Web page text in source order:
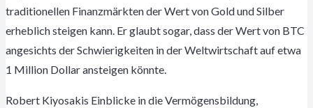
traditionellen Finanzmärkten der Wert von Gold und Silber
erheblich steigen kann. Er glaubt sogar, dass der Wert von BTC
angesichts der Schwierigkeiten in der Weltwirtschaft auf etwa
1 Million Dollar ansteigen könnte.
Robert Kiyosakis Einblicke in die Vermögensbildung,